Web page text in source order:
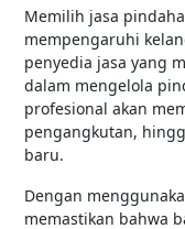
Memilih jasa
mempengaruhi
penyedia jasa yang
dalam mengelola
profesional akan
pengangkutan,
baru.
Dengan
memastikan bahwa